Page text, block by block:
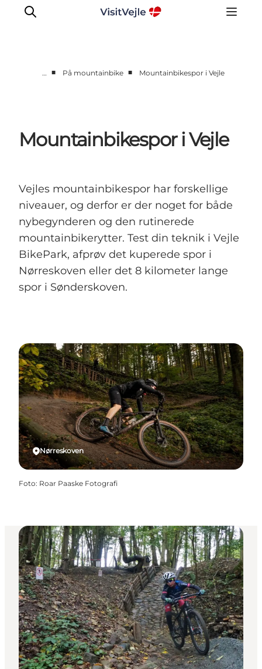
Planlæg dit besøg
Inspiration
… ■ På mountainbike ■ Mountainbikespor i Vejle
Mountainbikespor i Vejle
Vejles mountainbikespor har forskellige
niveauer, og derfor er der noget for både
nybegynderen og den rutinerede
mountainbikerytter. Test din teknik i Vejle
BikePark, afprøv det kuperede spor i
Nørreskoven eller det 8 kilometer lange
spor i Sønderskoven.
Nørreskoven
Foto: Roar Paaske Fotografi